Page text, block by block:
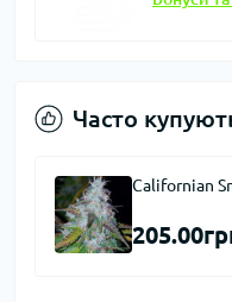
Часто
Californian